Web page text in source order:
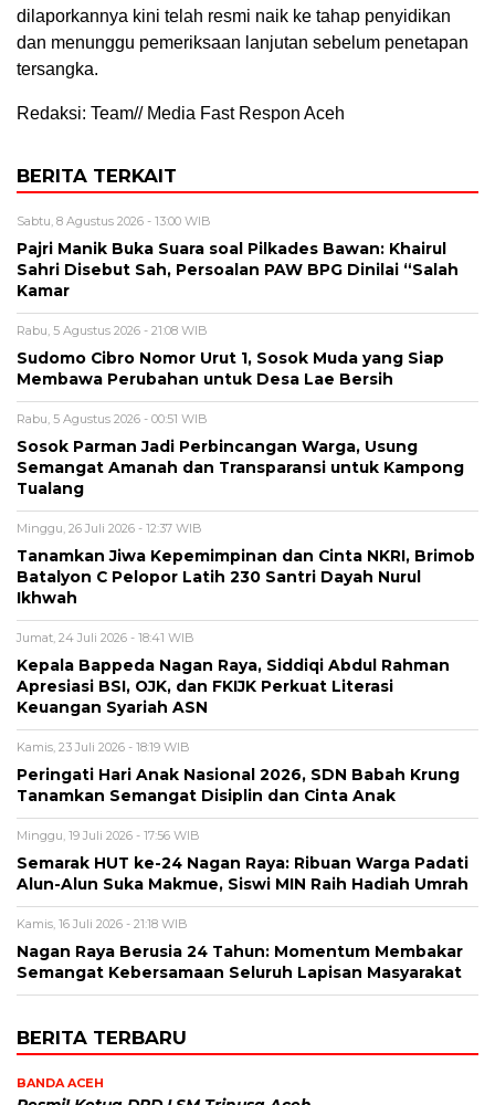
dilaporkannya kini telah resmi naik ke tahap penyidikan
dan menunggu pemeriksaan lanjutan sebelum penetapan
tersangka.
Redaksi: Team// Media Fast Respon Aceh
BERITA TERKAIT
Sabtu, 8 Agustus 2026 - 13:00 WIB
Pajri Manik Buka Suara soal Pilkades Bawan: Khairul
Sahri Disebut Sah, Persoalan PAW BPG Dinilai “Salah
Kamar
Rabu, 5 Agustus 2026 - 21:08 WIB
Sudomo Cibro Nomor Urut 1, Sosok Muda yang Siap
Membawa Perubahan untuk Desa Lae Bersih
Rabu, 5 Agustus 2026 - 00:51 WIB
Sosok Parman Jadi Perbincangan Warga, Usung
Semangat Amanah dan Transparansi untuk Kampong
Tualang
Minggu, 26 Juli 2026 - 12:37 WIB
Tanamkan Jiwa Kepemimpinan dan Cinta NKRI, Brimob
Batalyon C Pelopor Latih 230 Santri Dayah Nurul
Ikhwah
Jumat, 24 Juli 2026 - 18:41 WIB
Kepala Bappeda Nagan Raya, Siddiqi Abdul Rahman
Apresiasi BSI, OJK, dan FKIJK Perkuat Literasi
Keuangan Syariah ASN
Kamis, 23 Juli 2026 - 18:19 WIB
Peringati Hari Anak Nasional 2026, SDN Babah Krung
Tanamkan Semangat Disiplin dan Cinta Anak
Minggu, 19 Juli 2026 - 17:56 WIB
Semarak HUT ke-24 Nagan Raya: Ribuan Warga Padati
Alun-Alun Suka Makmue, Siswi MIN Raih Hadiah Umrah
Kamis, 16 Juli 2026 - 21:18 WIB
Nagan Raya Berusia 24 Tahun: Momentum Membakar
Semangat Kebersamaan Seluruh Lapisan Masyarakat
BERITA TERBARU
BANDA ACEH